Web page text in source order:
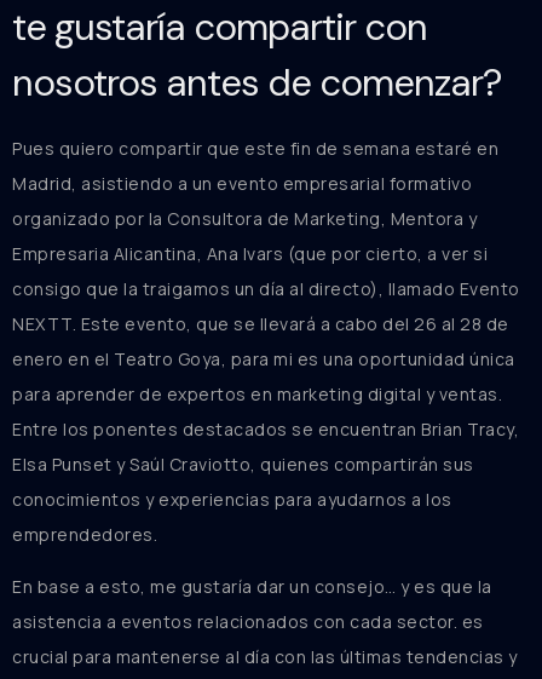
te gustaría compartir con
nosotros antes de comenzar?
Pues quiero compartir que este fin de semana estaré en
Madrid, asistiendo a un evento empresarial formativo
organizado por la Consultora de Marketing, Mentora y
Empresaria Alicantina, Ana Ivars (que por cierto, a ver si
consigo que la traigamos un día al directo), llamado Evento
NEXTT. Este evento, que se llevará a cabo del 26 al 28 de
enero en el Teatro Goya, para mi es una oportunidad única
para aprender de expertos en marketing digital y ventas.
Entre los ponentes destacados se encuentran Brian Tracy,
Elsa Punset y Saúl Craviotto, quienes compartirán sus
conocimientos y experiencias para ayudarnos a los
emprendedores.
En base a esto, me gustaría dar un consejo… y es que la
asistencia a eventos relacionados con cada sector. es
crucial para mantenerse al día con las últimas tendencias y